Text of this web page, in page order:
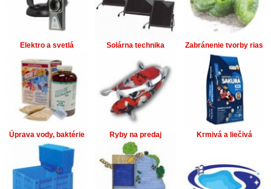
Elektro a svetlá Solárna technika Zabránenie tvorby rias
Úprava vody, baktérie Ryby na predaj Krmivá a liečivá